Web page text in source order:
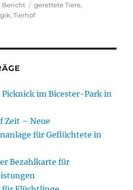
Kategorien
Bericht Schlagwörter
gerettete Tiere,
,Tierhof
im Bicester-Park in
Zeit – Neue
für Geflüchtete in
Bezahlkarte für